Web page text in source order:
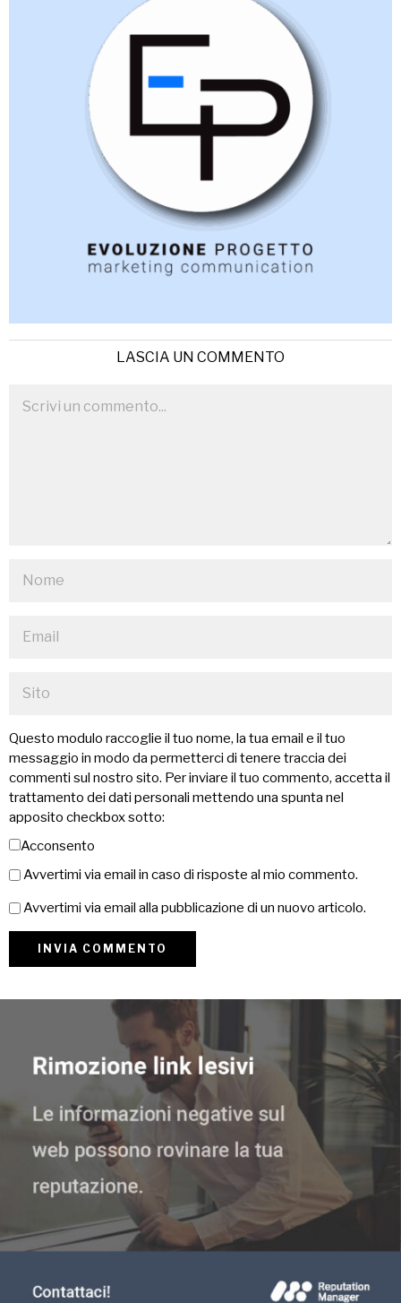
LASCIA UN COMMENTO
Questo modulo raccoglie il tuo nome, la tua email e il tuo
messaggio in modo da permetterci di tenere traccia dei
commenti sul nostro sito. Per inviare il tuo commento, accetta il
trattamento dei dati personali mettendo una spunta nel
apposito checkbox sotto:
Acconsento
Avvertimi via email in caso di risposte al mio commento.
Avvertimi via email alla pubblicazione di un nuovo articolo.